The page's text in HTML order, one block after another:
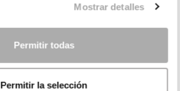
Mostrar detalles
Permitir todas
Permitir la selección